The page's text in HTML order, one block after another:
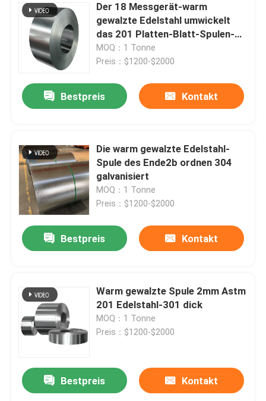
Haus
Der 18 Messgerät-warm
gewalzte Edelstahl umwickelt
das 201 Platten-Blatt-Spulen-
Streifen
MOQ：1 Tonne
Preis：$1200-$2000
Bestpreis Kontakt
Die warm gewalzte Edelstahl-
Spule des Ende2b ordnen 304
galvanisiert
MOQ：1 Tonne
Preis：$1200-$2000
Bestpreis Kontakt
Warm gewalzte Spule 2mm Astm
201 Edelstahl-301 dick
MOQ：1 Tonne
Preis：$1200-$2000
Bestpreis Kontakt